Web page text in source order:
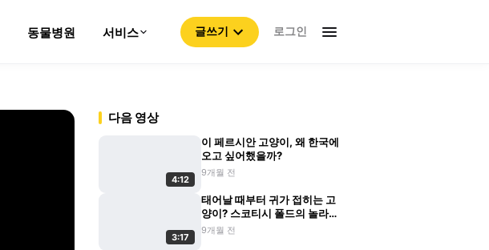
동물병원 서비스 글쓰기 로그인
다음 영상
4:12
이 페르시안 고양이, 왜 한국에
오고 싶어했을까?
9개월 전
3:17
태어날 때부터 귀가 접히는 고
양이? 스코티시 폴드의 놀라운
비밀
9개월 전